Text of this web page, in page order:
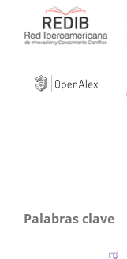
Palabras clave